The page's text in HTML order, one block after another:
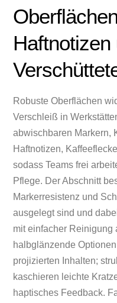
Haftnotizen
Robuste Oberflächen
Verschleiß in
abwischbaren Markern,
Haftnotizen,
sodass Teams frei
Pflege. Der Abschnitt
Markerresistenz und
ausgelegt sind und
mit einfacher Reinigung
halbglänzende
projizierten Inhalten;
kaschieren leichte
haptisches Feedback.